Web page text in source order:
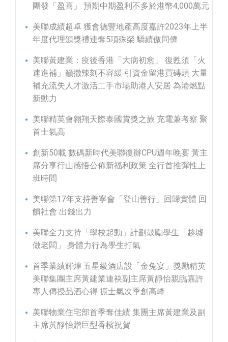
團發「盈喜」 預期中期盈利不多於港幣4,000萬元
美聯成績超卓 獲會德豐地產高度嘉許2023年上半
年度代理頒獎禮連奪5項殊榮 驕績傲同儕
美聯黃建業：疫後香港「大病初愈」 復甦須「火
速進補」籲撤辣刻不容緩 引資金留港買磚頭 大量
補充流失人才激活二手市場助港人安居 為港燃點
新動力
美聯精英會翱翔天際泰國賞獎之旅 充電兼考察 聚
首士氣高
創新50載 數碼新時代美聯復辦CPU週年晚宴 黃主
席分享行山感悟公佈新福利政策 全行首推彈性上
班時間
美聯第17年支持善寧會「登山善行」回歸實體 回
饋社會 出錢出力
美聯全力支持「學校起動」計劃鼓勵學生「趁墟
做老闆」 身體力行為學生打氣
首季業績輝煌 五星級酒店設「金兔宴」獎勵精英
美聯集團主席黃建業連袂副主席黃靜怡親臨嘉許
專人傳授品酒心得 振士氣次季創高峰
美聯物業住宅部首季奪佳績 集團主席黃建業及副
主席黃靜怡贈巨型香檳祝賀